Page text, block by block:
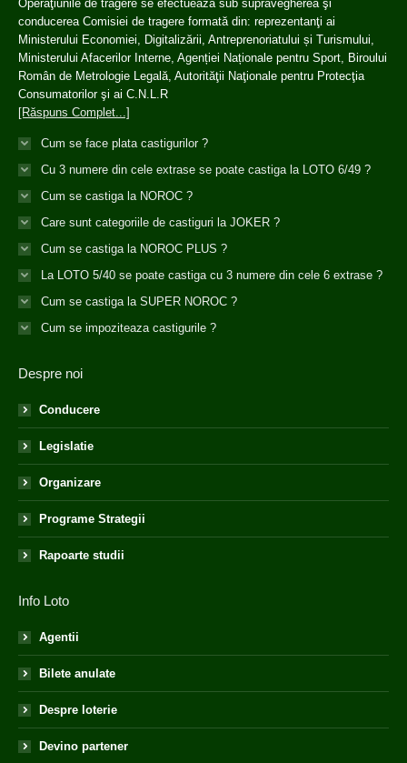
Operaţiunile de tragere se efectuează sub supravegherea şi
conducerea Comisiei de tragere formată din: reprezentanţi ai
Ministerului Economiei, Digitalizării, Antreprenoriatului și Turismului,
Ministerului Afacerilor Interne, Agenției Naționale pentru Sport, Biroului
Român de Metrologie Legală, Autorităţii Naţionale pentru Protecţia
Consumatorilor şi ai C.N.L.R
[Răspuns Complet...]
Cum se face plata castigurilor ?
Cu 3 numere din cele extrase se poate castiga la LOTO 6/49 ?
Cum se castiga la NOROC ?
Care sunt categoriile de castiguri la JOKER ?
Cum se castiga la NOROC PLUS ?
La LOTO 5/40 se poate castiga cu 3 numere din cele 6 extrase ?
Cum se castiga la SUPER NOROC ?
Cum se impoziteaza castigurile ?
Despre noi
Conducere
Legislatie
Organizare
Programe Strategii
Rapoarte studii
Info Loto
Agentii
Bilete anulate
Despre loterie
Devino partener